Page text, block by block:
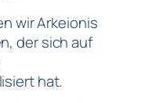
wir Arkeionis
der sich auf
hat.